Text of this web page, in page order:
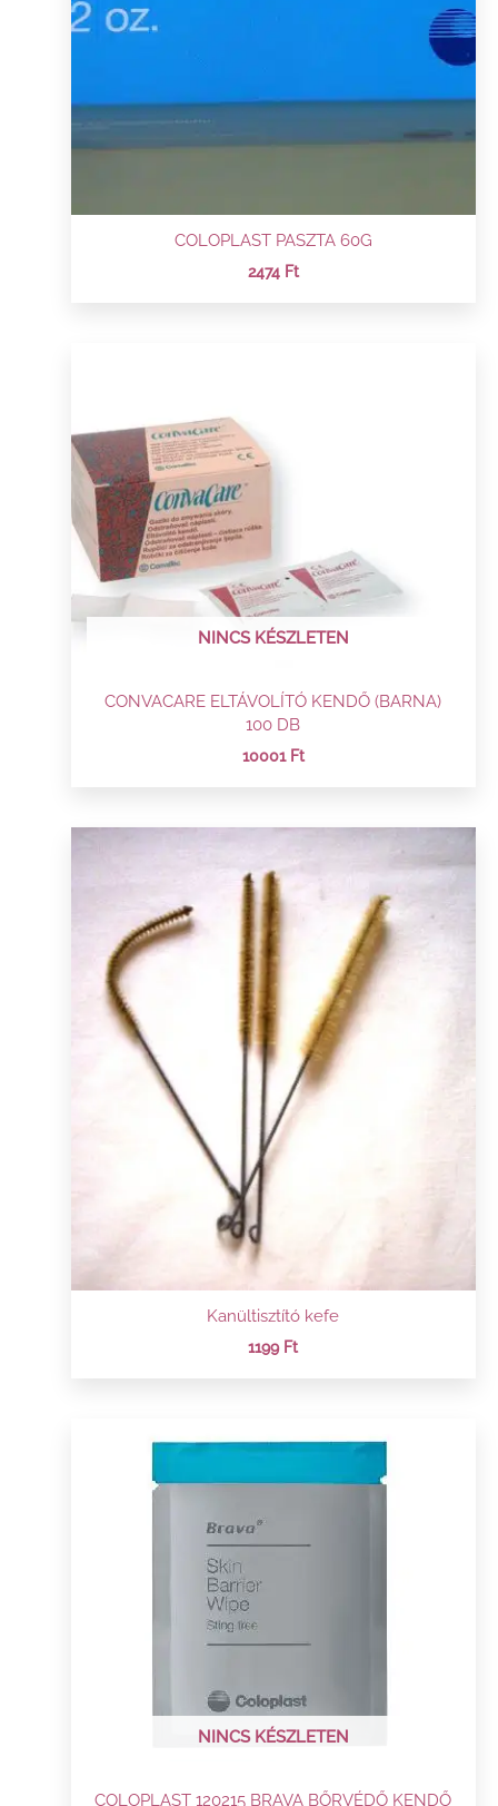
COLOPLAST PASZTA 60G
2474 Ft
NINCS KÉSZLETEN
CONVACARE ELTÁVOLÍTÓ KENDŐ (BARNA)
100 DB
10001 Ft
Kanültisztító kefe
1199 Ft
NINCS KÉSZLETEN
COLOPLAST 120215 BRAVA BŐRVÉDŐ KENDŐ